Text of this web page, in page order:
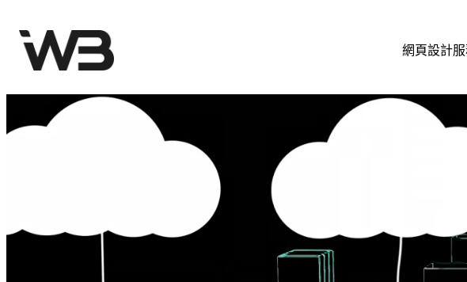
至
網頁設計